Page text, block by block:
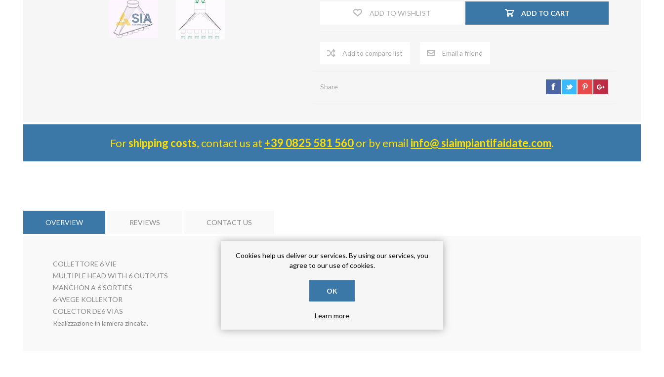
ADD TO WISHLIST ADD TO CART
Share
Forshipping costs, contact us at +39 0825 581 560or by email info@ siaimpiantifaidate.com.
OVERVIEW REVIEWS CONTACT US
COLLETTORE 6 VIE
MULTIPLE HEAD WITH 6 OUTPUTS
MANCHON A 6 SORTIES
6-WEGE KOLLEKTOR
COLECTOR DE6 VIAS
Realizzazione in lamiera zincata.
Cookies help us deliver our services. By using our services, you
agree to our use of cookies.
OK
Learn more